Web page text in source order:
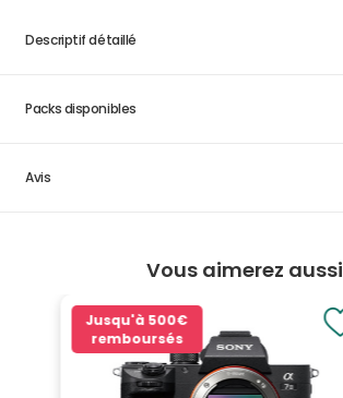
Descriptif détaillé
Packs disponibles
Avis
Vous aimerez aussi
Jusqu'à 500€
remboursés